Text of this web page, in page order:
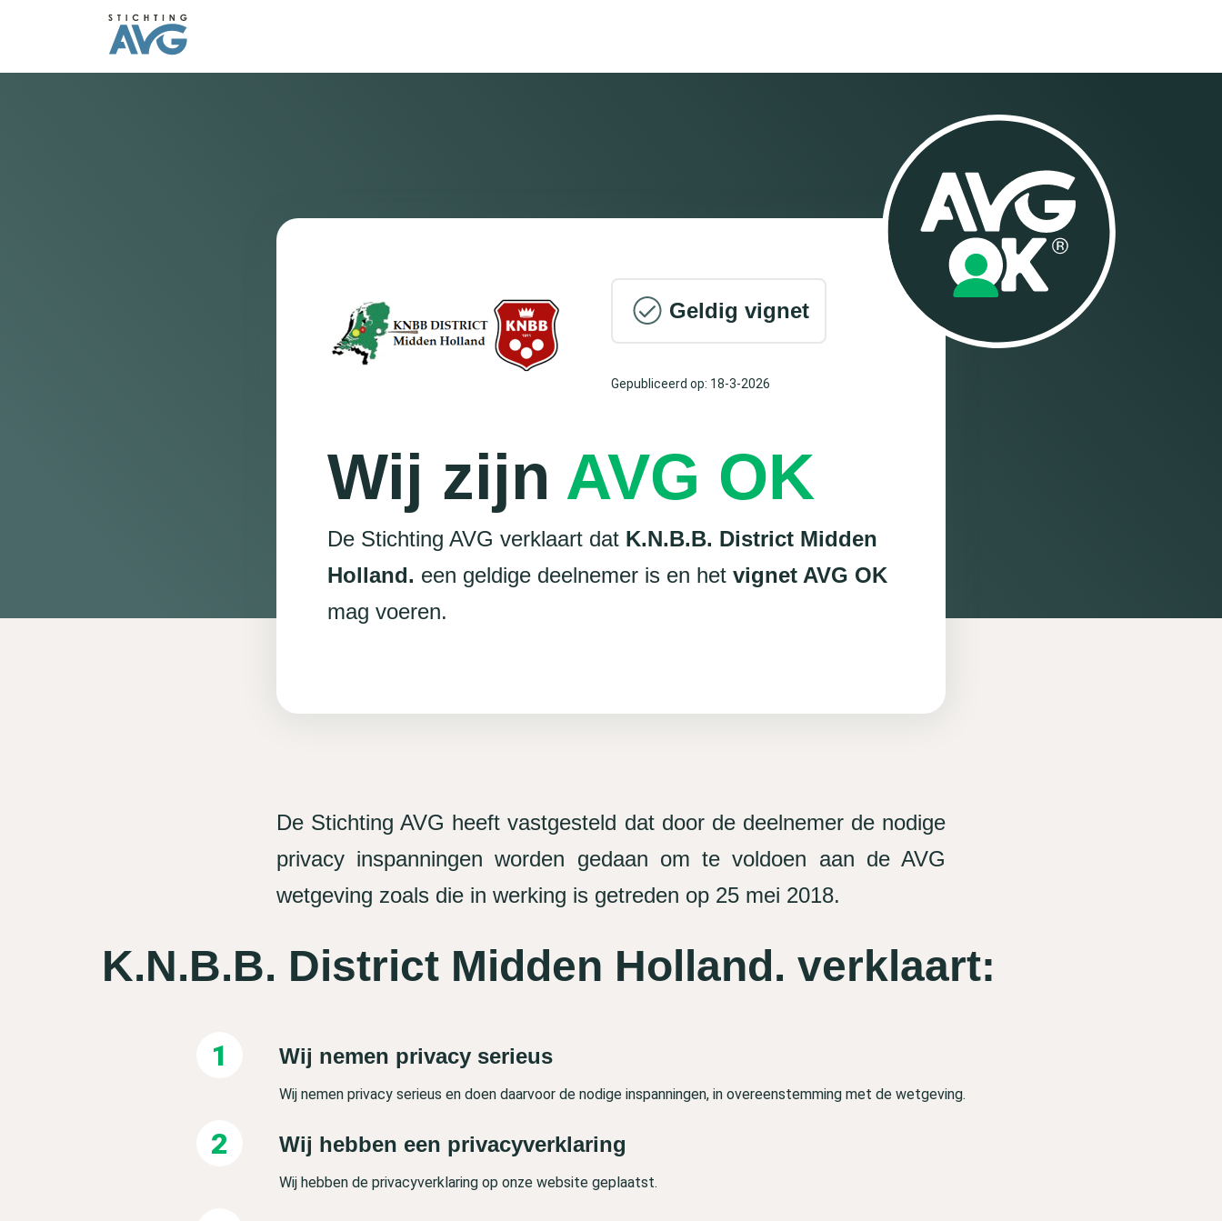
Geldig vignet
Gepubliceerd op: 18-3-2026
Wij zijn AVG OK
De Stichting AVG verklaart dat K.N.B.B. District Midden
Holland. een geldige deelnemer is en het vignet AVG OK
mag voeren.
De Stichting AVG heeft vastgesteld dat door de deelnemer de nodige
privacy inspanningen worden gedaan om te voldoen aan de AVG
wetgeving zoals die in werking is getreden op 25 mei 2018.
K.N.B.B. District Midden Holland. verklaart:
Wij nemen privacy serieus
Wij nemen privacy serieus en doen daarvoor de nodige inspanningen, in overeenstemming met de wetgeving.
Wij hebben een privacyverklaring
Wij hebben de privacyverklaring op onze website geplaatst.